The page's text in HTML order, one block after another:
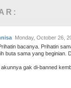
Monday, October 26,
bacanya. Prihatin
buta sama yang beginian.
gak di-banned